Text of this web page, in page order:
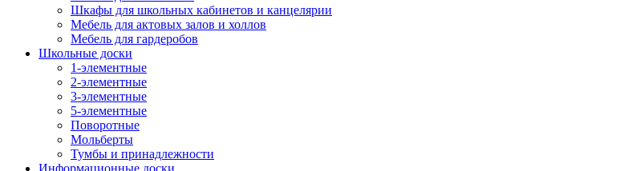
Шкафы для школьных кабинетов и канцелярии
Мебель для актовых залов и холлов
Мебель для гардеробов
Школьные доски
1-элементные
2-элементные
3-элементные
5-элементные
Поворотные
Мольберты
Тумбы и принадлежности
Информационные доски